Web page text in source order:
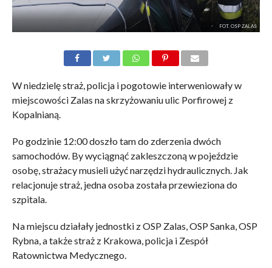
FOT. OSP ZALAS
W niedzielę straż, policja i pogotowie interweniowały w
miejscowości Zalas na skrzyżowaniu ulic Porfirowej z
Kopalnianą.
Po godzinie 12:00 doszło tam do zderzenia dwóch
samochodów. By wyciągnąć zakleszczoną w pojeździe
osobę, strażacy musieli użyć narzędzi hydraulicznych. Jak
relacjonuje straż, jedna osoba została przewieziona do
szpitala.
Na miejscu działały jednostki z OSP Zalas, OSP Sanka, OSP
Rybna, a także straż z Krakowa, policja i Zespół
Ratownictwa Medycznego.